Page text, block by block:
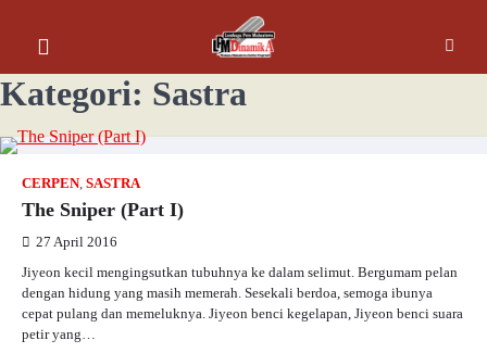
Kategori: Sastra
CERPEN, SASTRA
The Sniper (Part I)
27 April 2016
Jiyeon kecil mengingsutkan tubuhnya ke dalam selimut. Bergumam pelan
dengan hidung yang masih memerah. Sesekali berdoa, semoga ibunya
cepat pulang dan memeluknya. Jiyeon benci kegelapan, Jiyeon benci suara
petir yang…